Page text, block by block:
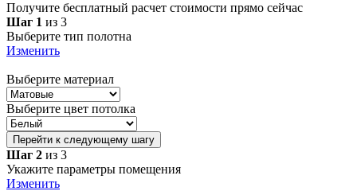
Получите бесплатный расчет стоимости прямо сейчас
Шаг 1 из 3
Выберите тип полотна
Изменить
Выберите материал
Выберите цвет потолка
Перейти к следующему шагу
Шаг 2 из 3
Укажите параметры помещения
Изменить